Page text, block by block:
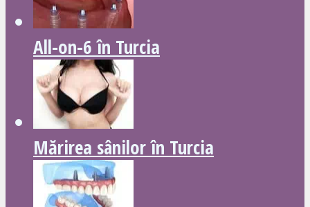
All-on-6 în Turcia
Mărirea sânilor în Turcia